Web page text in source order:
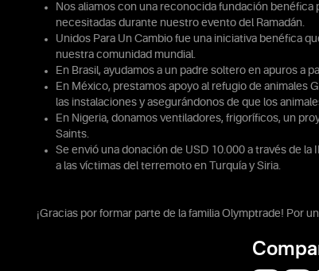
Nos aliamos con una reconocida fundación
necesitadas durante nuestro evento del Ramadán.
Unidos Para Un Cambio fue una iniciativa benéfica
nuestra comunidad mundial.
En Brasil, ayudamos a un padre soltero en apuros a
En México, prestamos apoyo al refugio de animales
las instalaciones y asegurándonos de que los
En Nigeria, donamos ventiladores, frigoríficos, un
Saints.
Se envió una donación de USD 10.000 a través de
a las víctimas del terremoto en Turquía y Siria.
¡Gracias por formar parte de la familia Olymptrade! Por